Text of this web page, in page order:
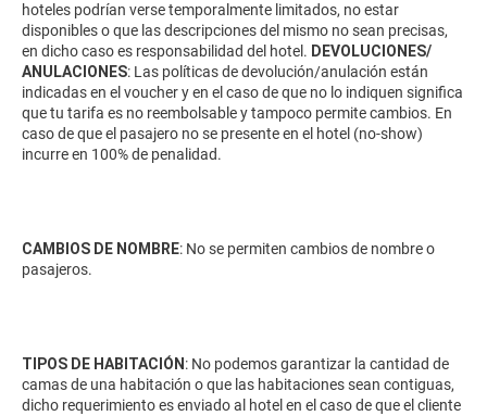
hoteles podrían verse temporalmente limitados, no estar
disponibles o que las descripciones del mismo no sean precisas,
en dicho caso es responsabilidad del hotel. DEVOLUCIONES/
ANULACIONES: Las políticas de devolución/anulación están
indicadas en el voucher y en el caso de que no lo indiquen significa
que tu tarifa es no reembolsable y tampoco permite cambios. En
caso de que el pasajero no se presente en el hotel (no-show)
incurre en 100% de penalidad.
CAMBIOS DE NOMBRE: No se permiten cambios de nombre o
pasajeros.
TIPOS DE HABITACIÓN : No podemos garantizar la cantidad de
camas de una habitación o que las habitaciones sean contiguas,
dicho requerimiento es enviado al hotel en el caso de que el cliente